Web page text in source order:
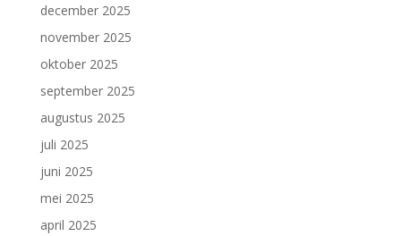
december 2025
november 2025
oktober 2025
september 2025
augustus 2025
juli 2025
juni 2025
mei 2025
april 2025